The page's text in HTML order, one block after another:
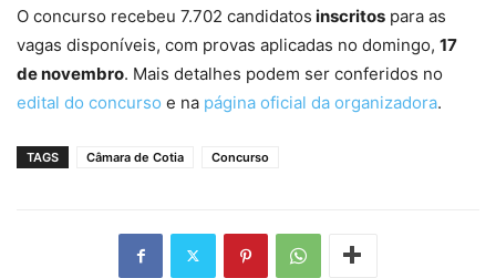
O concurso recebeu 7.702 candidatos inscritos para as
vagas disponíveis, com provas aplicadas no domingo, 17
de novembro. Mais detalhes podem ser conferidos no
edital do concurso e na página oficial da organizadora.
TAGS Câmara de Cotia Concurso